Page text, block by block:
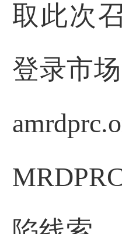
取此次
登录市